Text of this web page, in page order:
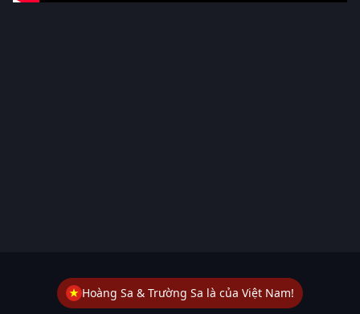
Hoàng Sa & Trường Sa là của Việt Nam!